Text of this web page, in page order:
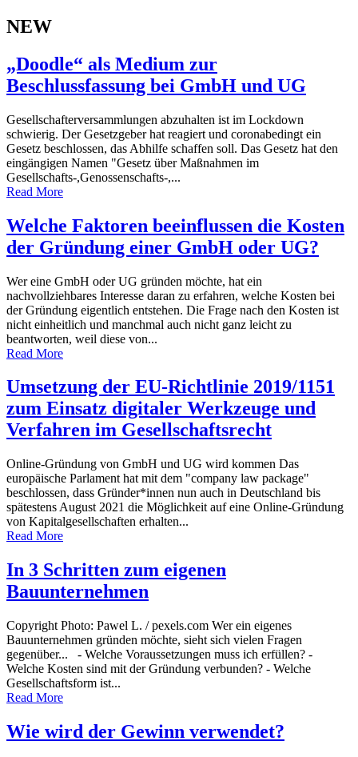
NEW
„Doodle“ als Medium zur
Beschlussfassung bei GmbH und UG
Gesellschafterversammlungen abzuhalten ist im Lockdown
schwierig. Der Gesetzgeber hat reagiert und coronabedingt ein
Gesetz beschlossen, das Abhilfe schaffen soll. Das Gesetz hat den
eingängigen Namen "Gesetz über Maßnahmen im
Gesellschafts-,Genossenschafts-,...
Read More
Welche Faktoren beeinflussen die Kosten
der Gründung einer GmbH oder UG?
Wer eine GmbH oder UG gründen möchte, hat ein
nachvollziehbares Interesse daran zu erfahren, welche Kosten bei
der Gründung eigentlich entstehen. Die Frage nach den Kosten ist
nicht einheitlich und manchmal auch nicht ganz leicht zu
beantworten, weil diese von...
Read More
Umsetzung der EU-Richtlinie 2019/1151
zum Einsatz digitaler Werkzeuge und
Verfahren im Gesellschaftsrecht
Online-Gründung von GmbH und UG wird kommen Das
europäische Parlament hat mit dem "company law package"
beschlossen, dass Gründer*innen nun auch in Deutschland bis
spätestens August 2021 die Möglichkeit auf eine Online-Gründung
von Kapitalgesellschaften erhalten...
Read More
In 3 Schritten zum eigenen
Bauunternehmen
Copyright Photo: Pawel L. / pexels.com Wer ein eigenes
Bauunternehmen gründen möchte, sieht sich vielen Fragen
gegenüber... - Welche Voraussetzungen muss ich erfüllen? -
Welche Kosten sind mit der Gründung verbunden? - Welche
Gesellschaftsform ist...
Read More
Wie wird der Gewinn verwendet?